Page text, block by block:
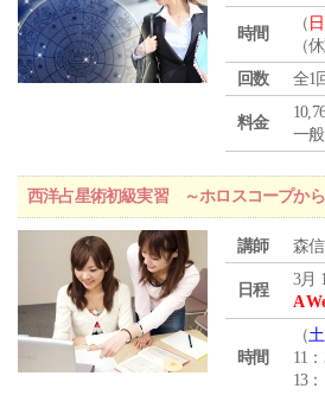
時間
（ 日
（
回数
全1
料金
一
西洋占星術初級実習 ～ホロスコープか
講師 森
日程
3月
A
時間
（土
11
13